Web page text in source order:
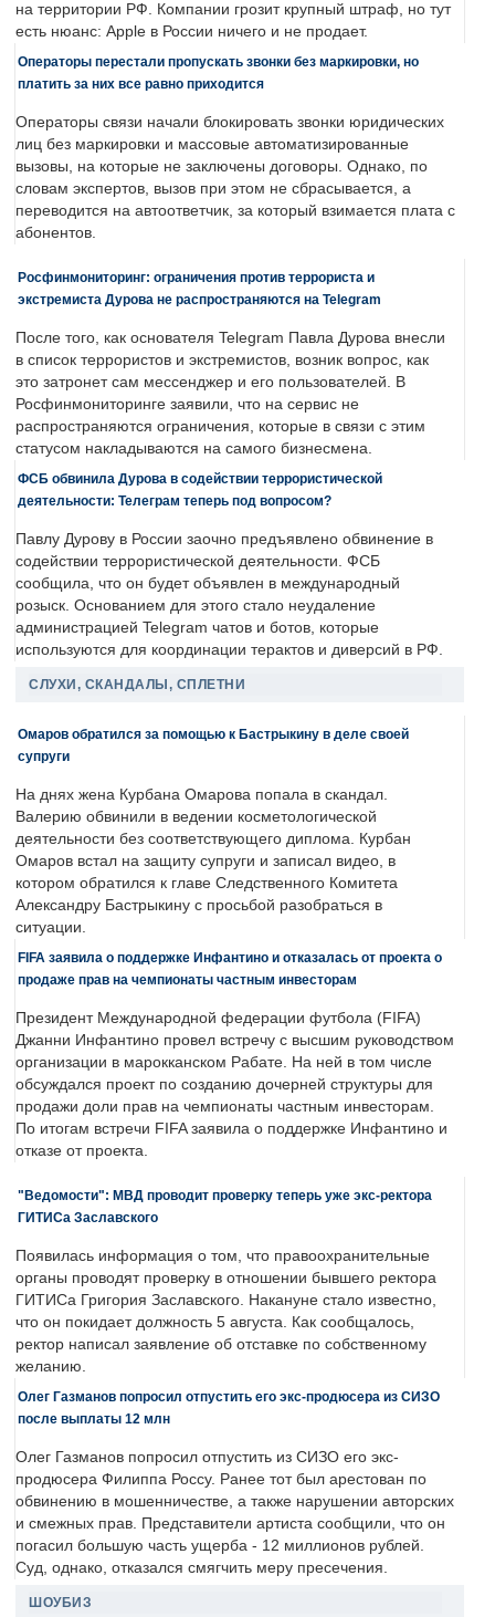
на территории РФ. Компании грозит крупный штраф, но тут
есть нюанс: Apple в России ничего и не продает.
Операторы перестали пропускать звонки без маркировки, но
платить за них все равно приходится
Операторы связи начали блокировать звонки юридических
лиц без маркировки и массовые автоматизированные
вызовы, на которые не заключены договоры. Однако, по
словам экспертов, вызов при этом не сбрасывается, а
переводится на автоответчик, за который взимается плата с
абонентов.
Росфинмониторинг: ограничения против террориста и
экстремиста Дурова не распространяются на Telegram
После того, как основателя Telegram Павла Дурова внесли
в список террористов и экстремистов, возник вопрос, как
это затронет сам мессенджер и его пользователей. В
Росфинмониторинге заявили, что на сервис не
распространяются ограничения, которые в связи с этим
статусом накладываются на самого бизнесмена.
ФСБ обвинила Дурова в содействии террористической
деятельности: Телеграм теперь под вопросом?
Павлу Дурову в России заочно предъявлено обвинение в
содействии террористической деятельности. ФСБ
сообщила, что он будет объявлен в международный
розыск. Основанием для этого стало неудаление
администрацией Telegram чатов и ботов, которые
используются для координации терактов и диверсий в РФ.
СЛУХИ, СКАНДАЛЫ, СПЛЕТНИ
Омаров обратился за помощью к Бастрыкину в деле своей
супруги
На днях жена Курбана Омарова попала в скандал.
Валерию обвинили в ведении косметологической
деятельности без соответствующего диплома. Курбан
Омаров встал на защиту супруги и записал видео, в
котором обратился к главе Следственного Комитета
Александру Бастрыкину с просьбой разобраться в
ситуации.
FIFA заявила о поддержке Инфантино и отказалась от проекта о
продаже прав на чемпионаты частным инвесторам
Президент Международной федерации футбола (FIFA)
Джанни Инфантино провел встречу с высшим руководством
организации в марокканском Рабате. На ней в том числе
обсуждался проект по созданию дочерней структуры для
продажи доли прав на чемпионаты частным инвесторам.
По итогам встречи FIFA заявила о поддержке Инфантино и
отказе от проекта.
"Ведомости": МВД проводит проверку теперь уже экс-ректора
ГИТИСа Заславского
Появилась информация о том, что правоохранительные
органы проводят проверку в отношении бывшего ректора
ГИТИСа Григория Заславского. Накануне стало известно,
что он покидает должность 5 августа. Как сообщалось,
ректор написал заявление об отставке по собственному
желанию.
Олег Газманов попросил отпустить его экс-продюсера из СИЗО
после выплаты 12 млн
Олег Газманов попросил отпустить из СИЗО его экс-
продюсера Филиппа Россу. Ранее тот был арестован по
обвинению в мошенничестве, а также нарушении авторских
и смежных прав. Представители артиста сообщили, что он
погасил большую часть ущерба - 12 миллионов рублей.
Суд, однако, отказался смягчить меру пресечения.
ШОУБИЗ